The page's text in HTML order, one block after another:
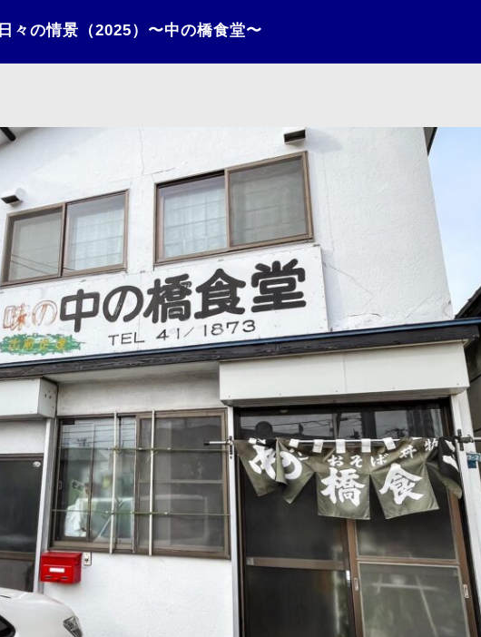
日々の情景（2025）〜中の橋食堂〜